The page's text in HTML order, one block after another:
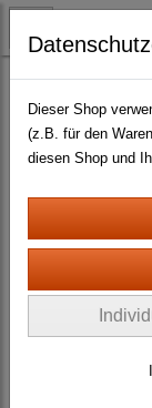
BLECH- +
Dieser Shop
(z.B. für den
diesen Shop und